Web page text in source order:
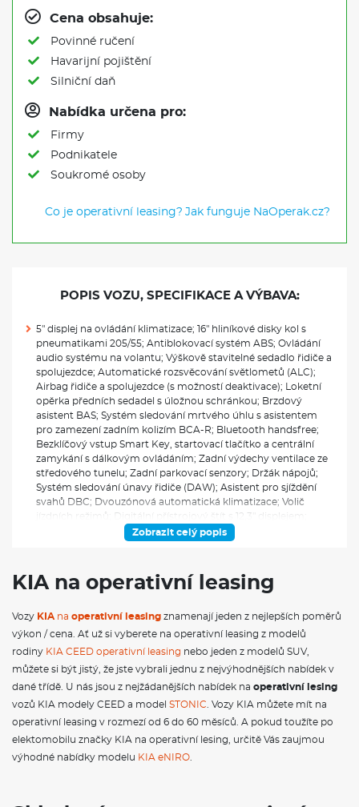
Cena obsahuje:
Povinné ručení
Havarijní pojištění
Silniční daň
Nabídka určena pro:
Firmy
Podnikatele
Soukromé osoby
Co je operativní leasing? Jak funguje NaOperak.cz?
POPIS VOZU, SPECIFIKACE A VÝBAVA:
5" displej na ovládání klimatizace; 16" hliníkové disky kol s
pneumatikami 205/55; Antiblokovací systém ABS; Ovládání
audio systému na volantu; Výškově stavitelné sedadlo řidiče a
spolujezdce; Automatické rozsvěcování světlometů (ALC);
Airbag řidiče a spolujezdce (s možností deaktivace); Loketní
opěrka předních sedadel s úložnou schránkou; Brzdový
asistent BAS; Systém sledování mrtvého úhlu s asistentem
pro zamezení zadním kolizím BCA-R; Bluetooth handsfree;
Bezklíčový vstup Smart Key, startovací tlačítko a centrální
zamykání s dálkovým ovládáním; Zadní výdechy ventilace ze
středového tunelu; Zadní parkovací senzory; Držák nápojů;
Systém sledování únavy řidiče (DAW); Asistent pro sjíždění
svahů DBC; Dvouzónová automatická klimatizace; Volič
jízdních režimů; Digitální přístrojový štít s 12,3" displejem;
Rozdělovač brzdného tlaku EBD; Elektrochromatické zpětné
parkovací brzda (EPB) s funkcí Auto Hold; Elektronický
stabilizační systém ESC; Systém autonomního nouzového
Přední parkovací senzory; Asistent pro rozjezd do kopce HAC;
Automatické přepínání dálkových světlometů (HBA); Asistent
pro jízdu na dálnici HDA; Systém monitorování stavu řidiče
Indikace nezapnutých pásů; Inteligentní ukazatel rychlostních
limitů (ISLA); Ukotvení dětské sedačky ISOFIX na krajních
sedadlech 2. řady; Hlavní světlomety LED s automatickým
přepínáním dálkových světlometů + denní svícení LED; Zadní
Aktivní systém pro jízdu v pruzích (LKA); Umělou BIO kůží
potažený volant; Dvojitá podlaha, úchytná oka a 12V zásuvka v
Connect, DAB, Android Auto/Apple CarPlay; Ochranné lemy
Zobrazit celý popis
KIA na operativní leasing
Vozy KIA na operativní leasing znamenají jeden z nejlepších poměrů
výkon / cena. Ať už si vyberete na operativní leasing z modelů
rodiny KIA CEED operativní leasing nebo jeden z modelů SUV,
můžete si být jistý, že jste vybrali jednu z nejvýhodnějších nabídek v
dané třídě. U nás jsou z nejžádanějších nabídek na operativní lesing
vozů KIA modely CEED a model STONIC . Vozy KIA můžete mít na
operativní leasing v rozmezí od 6 do 60 měsíců. A pokud toužíte po
elektomobilu značky KIA na operativní lesing, určitě Vás zaujmou
výhodné nabídky modelu KIA eNIRO